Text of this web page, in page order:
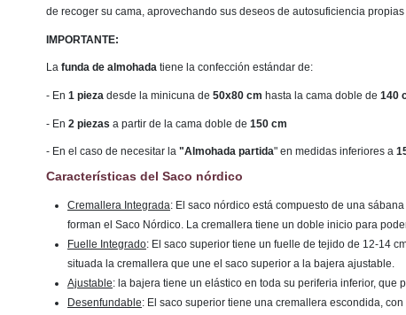
de recoger su cama, aprovechando sus deseos de autosuficiencia
IMPORTANTE:
La funda de almohada tiene la confección estándar de:
- En 1 pieza desde la minicuna de 50x80 cm hasta la cama doble de 140
- En 2 piezas a partir de la cama doble de 150 cm
- En el caso de necesitar la "Almohada partida" en medidas inferiores a
Características del Saco nórdico
Cremallera Integrada: El saco nórdico está compuesto de una
forman el Saco Nórdico. La cremallera tiene un doble inicio para
Fuelle Integrado: El saco superior tiene un fuelle de tejido de 12-14
situada la cremallera que une el saco superior a la bajera ajustable.
Ajustable: la bajera tiene un elástico en toda su periferia inferior, que
Desenfundable: El saco superior tiene una cremallera escondida,